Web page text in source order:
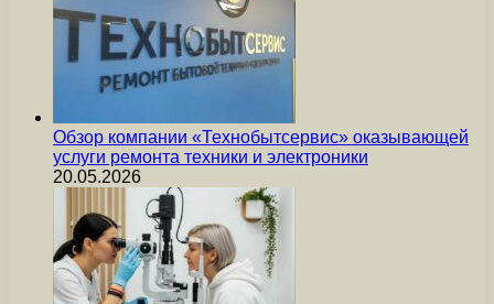
Обзор компании «Технобытсервис» оказывающей
услуги ремонта техники и электроники
20.05.2026